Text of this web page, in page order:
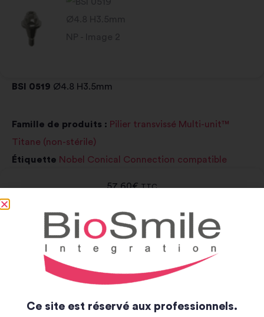
BSI 0519 Ø4.8 H3.5mm
Famille de produits : Pilier transvissé Multi-unit™
Titane (non-stérile)
Étiquette Nobel Conical Connection compatible
57,60€ TTC
Add to cart
Alternative:
Notice et catalogue
Ce site est réservé aux professionnels.